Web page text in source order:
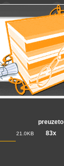
preuzeto
21.0KB 83x